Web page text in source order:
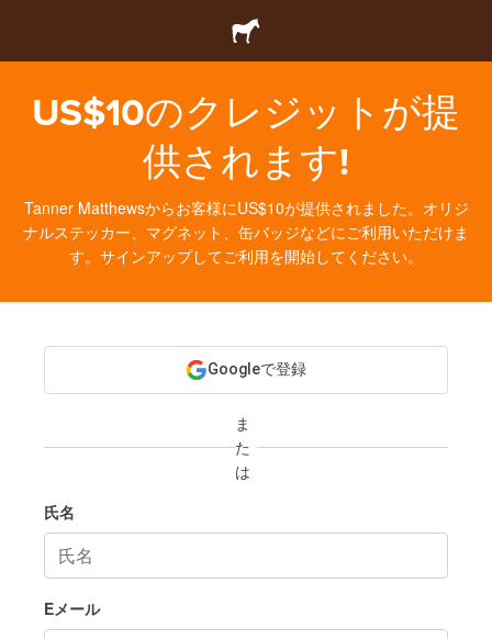
US$10のクレジットが提
供されます!
Tanner Matthewsからお客様にUS$10が提供されました。オリジ
ナルステッカー、マグネット、缶バッジなどにご利用いただけま
す。サインアップしてご利用を開始してください。
Googleで登録
ま
た
は
氏名
Eメール